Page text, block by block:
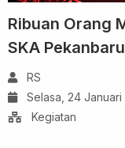
Ribuan Orang
SKA
RS
Selasa, 24 Januari
Kegiatan